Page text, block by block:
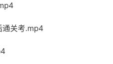
通关考.mp4